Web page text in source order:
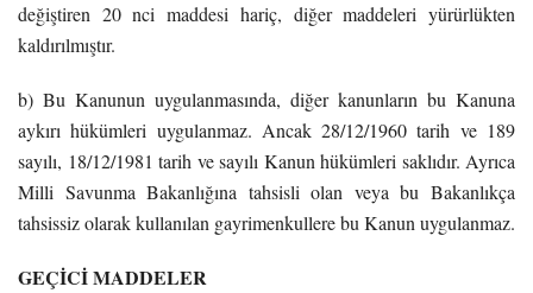
değiştiren 20 nci maddesi hariç, diğer maddeleri yürürlükten
kaldırılmıştır.
b) Bu Kanunun uygulanmasında, diğer kanunların bu Kanuna
aykırı hükümleri uygulanmaz. Ancak 28/12/1960 tarih ve 189
sayılı, 18/12/1981 tarih ve sayılı Kanun hükümleri saklıdır. Ayrıca
Milli Savunma Bakanlığına tahsisli olan veya bu Bakanlıkça
tahsissiz olarak kullanılan gayrimenkullere bu Kanun uygulanmaz.
GEÇİCİ MADDELER